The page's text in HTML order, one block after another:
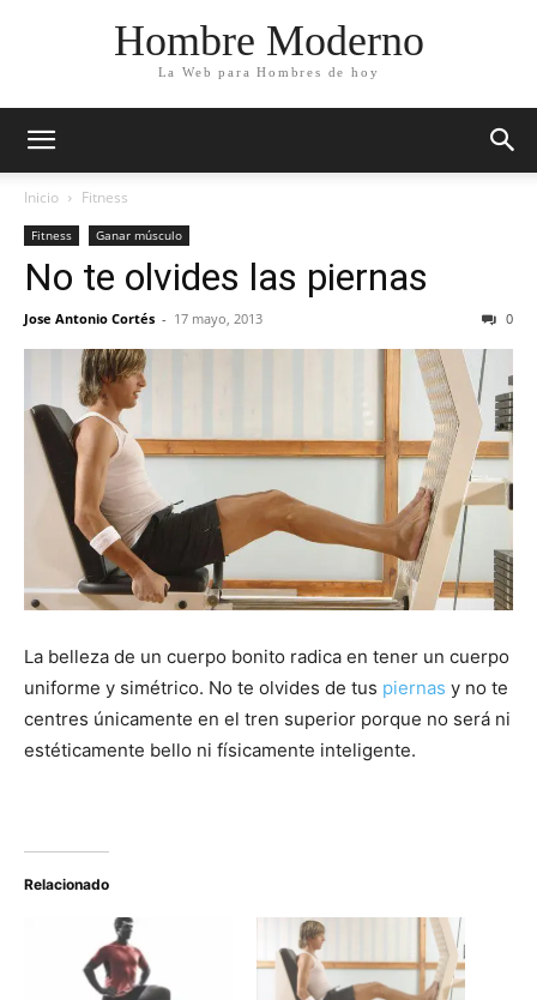
Hombre Moderno
La Web para Hombres de hoy
Inicio Fitness
Fitness Ganar músculo
No te olvides las piernas
Jose Antonio Cortés - 17 mayo, 2013 0
La belleza de un cuerpo bonito radica en tener un cuerpo
uniforme y simétrico. No te olvides de tus piernas y no te
centres únicamente en el tren superior porque no será ni
estéticamente bello ni físicamente inteligente.
Relacionado